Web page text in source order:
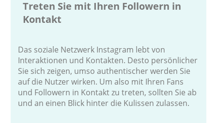
Treten Sie mit Ihren Followern in
Kontakt
Das soziale Netzwerk Instagram lebt von
Interaktionen und Kontakten. Desto persönlicher
Sie sich zeigen, umso authentischer werden Sie
auf die Nutzer wirken. Um also mit Ihren Fans
und Followern in Kontakt zu treten, sollten Sie ab
und an einen Blick hinter die Kulissen zulassen.